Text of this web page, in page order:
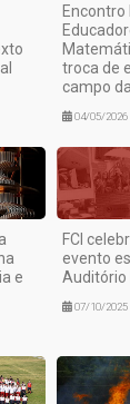
troca de
campo
04/05/2026
e
FCI
evento
Auditório
07/10/2025